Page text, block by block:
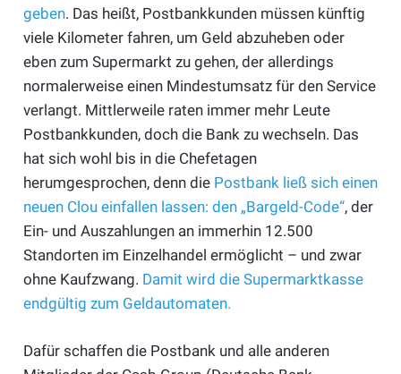
geben. Das heißt, Postbankkunden müssen künftig
viele Kilometer fahren, um Geld abzuheben oder
eben zum Supermarkt zu gehen, der allerdings
normalerweise einen Mindestumsatz für den Service
verlangt. Mittlerweile raten immer mehr Leute
Postbankkunden, doch die Bank zu wechseln. Das
hat sich wohl bis in die Chefetagen
herumgesprochen, denn die Postbank ließ sich einen
neuen Clou einfallen lassen: den „Bargeld-Code“, der
Ein- und Auszahlungen an immerhin 12.500
Standorten im Einzelhandel ermöglicht – und zwar
ohne Kaufzwang. Damit wird die Supermarktkasse
endgültig zum Geldautomaten.
Dafür schaffen die Postbank und alle anderen